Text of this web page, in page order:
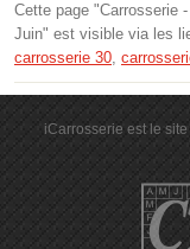
Cette page "Carrosserie
Juin" est visible via les
carrosserie 30,
iCarrosserie est le